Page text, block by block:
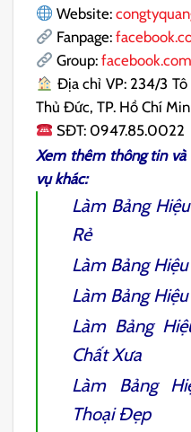
Website:
Fanpage:
Group:
Địa chỉ VP: 234/3 Tô
Thủ Đức, TP. Hồ Chí
SĐT: 0947.85.0022
Xem thêm thông tin và
vụ khác:
Làm Bảng
Rẻ
Làm Bảng
Làm Bảng
Làm Bảng
Chất Xưa
Làm Bảng
ThoạiĐẹp